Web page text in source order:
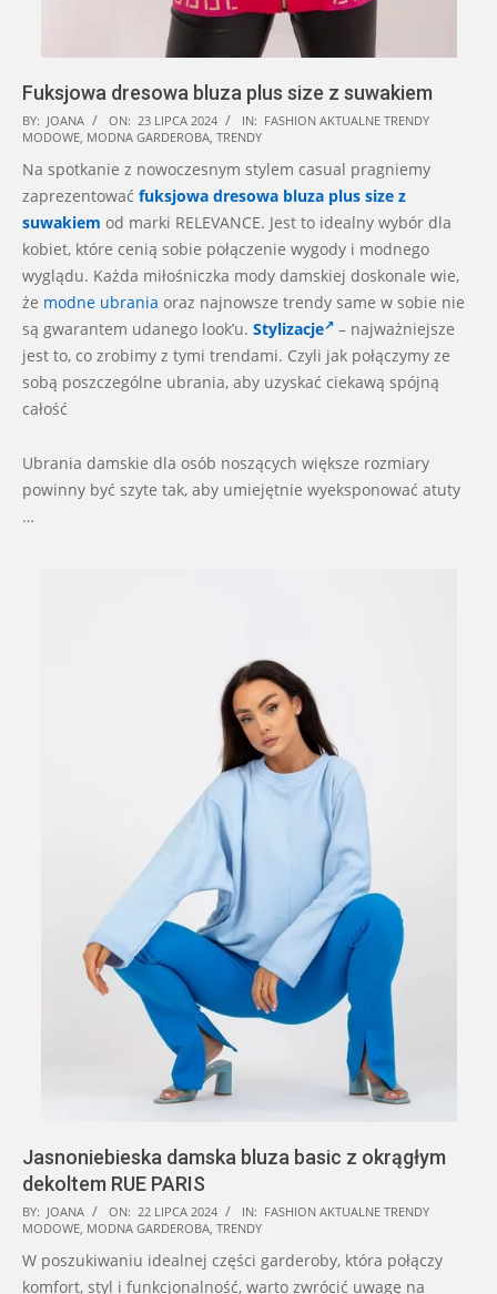
Fuksjowa dresowa bluza plus size z suwakiem
2024-
07-
23
BY: JOANA ON: 23 LIPCA 2024 IN: FASHION AKTUALNE TRENDY
MODOWE MODNA GARDEROBA TRENDY
Na spotkanie z nowoczesnym stylem casual pragniemy
zaprezentować fuksjowa dresowa bluza plus size z
suwakiem od marki RELEVANCE. Jest to idealny wybór dla
kobiet, które cenią sobie połączenie wygody i modnego
wyglądu. Każda miłośniczka mody damskiej doskonale wie,
że modne ubrania oraz najnowsze trendy same w sobie nie
są gwarantem udanego look’u. Stylizacje
– najważniejsze
jest to, co zrobimy z tymi trendami. Czyli jak połączymy ze
sobą poszczególne ubrania, aby uzyskać ciekawą spójną
całość
Ubrania damskie dla osób noszących większe rozmiary
powinny być szyte tak, aby umiejętnie wyeksponować atuty
…
Jasnoniebieska damska bluza basic z okrągłym
dekoltem RUE PARIS
2024-
07-
22
BY: JOANA ON: 22 LIPCA 2024 IN: FASHION AKTUALNE TRENDY
MODOWE, MODNA GARDEROBA, TRENDY
W poszukiwaniu idealnej części garderoby, która połączy
komfort, styl i funkcjonalność, warto zwrócić uwagę na